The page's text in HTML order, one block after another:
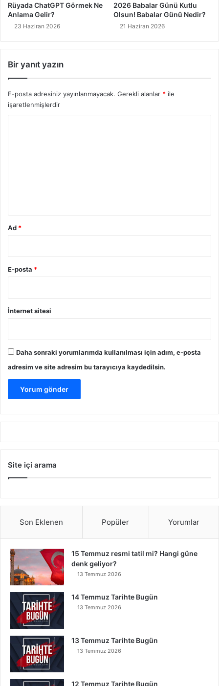
Rüyada ChatGPT Görmek Ne
Anlama Gelir?
23 Haziran 2026
2026 Babalar Günü Kutlu
Olsun! Babalar Günü Nedir?
21 Haziran 2026
Bir yanıt yazın
E-posta adresiniz yayınlanmayacak. Gerekli alanlar * ile
işaretlenmişlerdir
Ad *
E-posta *
İnternet sitesi
Daha sonraki yorumlarımda kullanılması için adım, e-posta
adresim ve site adresim bu tarayıcıya kaydedilsin.
Site içi arama
Son Eklenen Popüler Yorumlar
15 Temmuz resmi tatil mi? Hangi güne
denk geliyor?
13 Temmuz 2026
14 Temmuz Tarihte Bugün
13 Temmuz 2026
13 Temmuz Tarihte Bugün
13 Temmuz 2026
12 Temmuz Tarihte Bugün